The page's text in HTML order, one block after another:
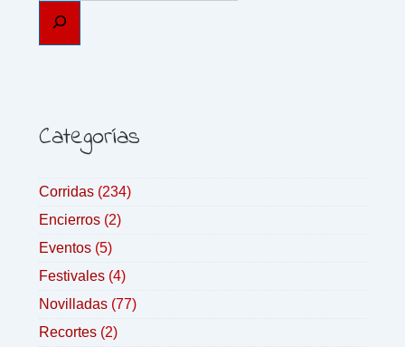
Categorías
Corridas (234)
Encierros (2)
Eventos (5)
Festivales (4)
Novilladas (77)
Recortes (2)